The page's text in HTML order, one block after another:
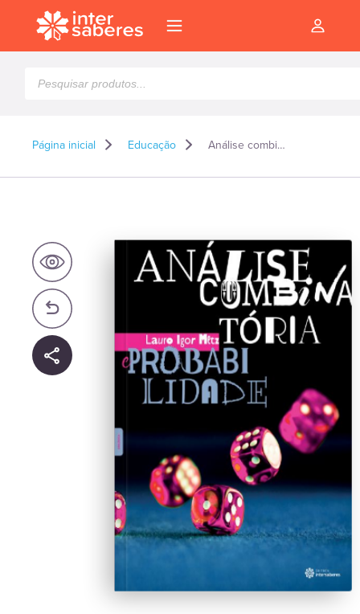
produtos
Página inicial Educação Análise combinatória e probabilidade